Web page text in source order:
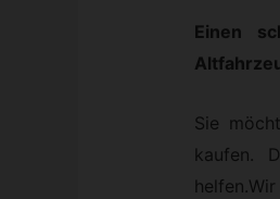
Einen
Sie
kaufen.